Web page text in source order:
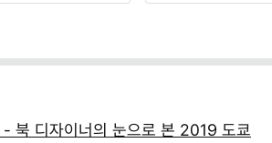
- 북 디자이너의 눈으로 본 2019 도쿄